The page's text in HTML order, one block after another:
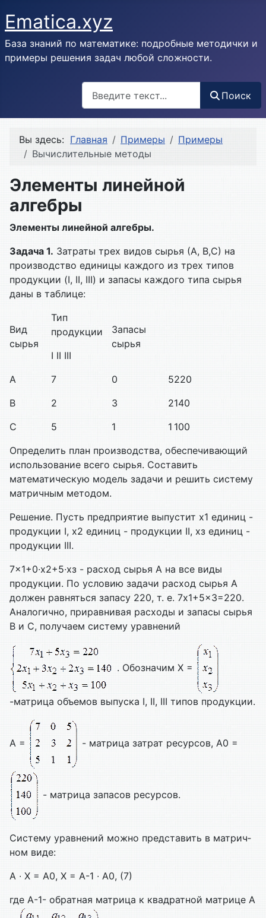
Ematica.xyz
База знаний по математике: подробные методички и
примеры решения задач любой сложности.
Поиск
Вы здесь: Главная Примеры
Примеры
Вычислительные методы
Элементы линейной
алгебры
Элементы линейной алгебры.
Задача 1. Затраты трех видов сырья (А, В,С) на
производство единицы каждого из трех типов
продукции (I, II, III) и запасы каждо­го типа сырья
даны в таблице:
Вид
сырья
Тип
продукции
I II III
Запасы
сырья
А 7 0 5220
В
2 3 2140
С
5 1 1 100
Определить план производства, обеспечивающий
использование все­го сырья. Составить
математическую модель задачи и решить сис­тему
матричным методом.
Решение. Пусть предприятие выпустит x1 единиц -
продукции I, х2 единиц - продукции II, хз единиц -
продукции III.
7x1+0∙x2+5∙хз - расход сырья А на все виды
продукции. По условию задачи расход сырья А
должен равняться запасу 220, т. е. 7x1+5x3=220.
Аналогично, приравнивая расходы и запасы сырья
В и С, получаем сис­тему уравнений
. Обозначим X =
-матрица объемов выпуска I, II, III типов продукции.
А = - матрица затрат ресурсов, А0 =
- матрица запасов ресурсов.
Систему уравнений можно представить в матрич­
ном виде:
А ∙ X = А0, Х = А-1 ∙ А0, (7)
где А-1- обратная матрица к квадратной матрице А